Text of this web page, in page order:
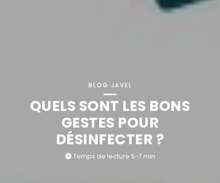
BLOG JAVEL
QUELS SONT LES BONS
GESTES POUR
DÉSINFECTER ?
Temps de lecture 5-7 min